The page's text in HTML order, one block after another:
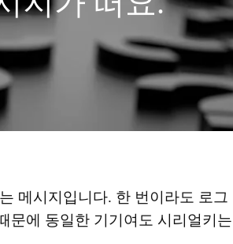
메시지입니다. 한 번이라도 로그
문에 동일한 기기여도 시리얼키는